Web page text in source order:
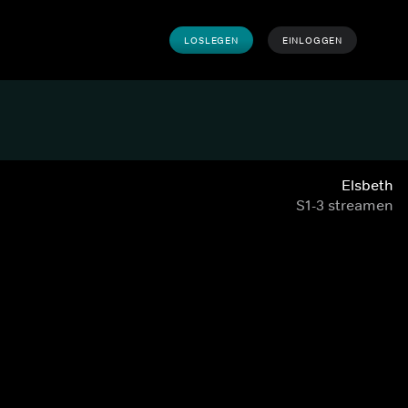
LOSLEGEN EINLOGGEN
Elsbeth
S1-3 streamen